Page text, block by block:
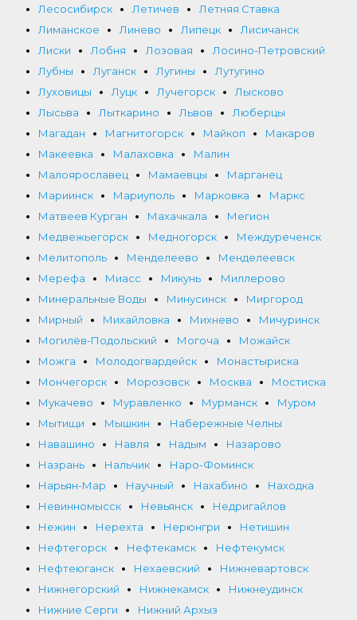
Лесосибирск
Летичев
Летняя Ставка
Лиманское
Линево Липецк
Лисичанск
Лиски
Лобня Лозовая
Лосино-Петровский
Лубны
Луганск Лугины
Лутугино
Луховицы
Луцк Лучегорск
Лысково
Лысьва
Лыткарино Львов
Люберцы
Магадан
Магнитогорск Майкоп
Макаров
Макеевка
Малаховка
Малин
Малоярославец
Мамаевцы
Марганец
Мариинск
Мариуполь Марковка
Маркс
Матвеев Курган
Махачкала
Мегион
Медвежьегорск
Медногорск
Междуреченск
Мелитополь
Менделеево
Менделеевск
Мерефа
Миасс Микунь
Миллерово
Минеральные Воды
Минусинск
Миргород
Мирный
Михайловка Михнево
Мичуринск
Могилёв-Подольский
Могоча
Можайск
Можга
Молодогвардейск
Монастыриска
Мончегорск
Морозовск Москва
Мостиска
Мукачево
Муравленко Мурманск
Муром
Мытищи
Мышкин
Набережные Челны
Навашино
Навля Надым
Назарово
Назрань
Нальчик
Наро-Фоминск
Нарьян-Мар
Научный Нахабино
Находка
Невинномысск
Невьянск
Недригайлов
Нежин
Нерехта Нерюнгри
Нетишин
Нефтегорск
Нефтекамск
Нефтекумск
Нефтеюганск
Нехаевский
Нижневартовск
Нижнегорский
Нижнекамск
Нижнеудинск
Нижние Серги
Нижний Архыз